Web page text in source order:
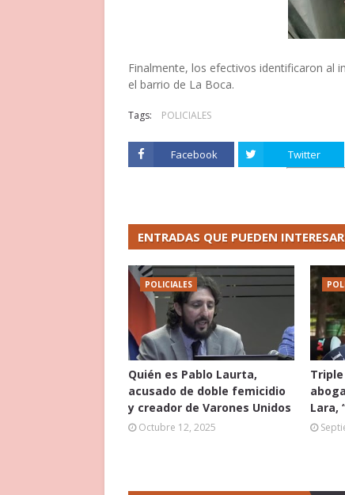
Finalmente, los efectivos identificaron al
el barrio de La Boca.
Tags: POLICIALES
Facebook Twitter
ENTRADAS QUE PUEDEN
POLICIALES
Quién es Pablo Laurta,
acusado de doble femicidio
y creador de Varones Unidos
Octubre 12, 2025
Lara,